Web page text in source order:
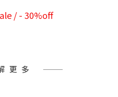
/ - 30%off
更多